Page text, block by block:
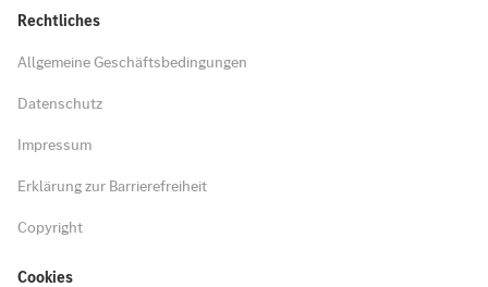
Rechtliches
Allgemeine Geschäftsbedingungen
Datenschutz
Impressum
Erklärung zur Barrierefreiheit
Copyright
Cookies